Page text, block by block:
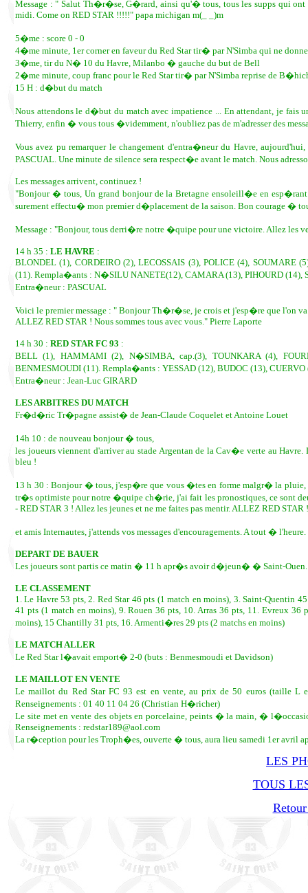
Message : " Salut Th�r�se, G�rard, ainsi qu'� tous, tous les supps qui
midi. Come on RED STAR !!!!!" papa michigan m(_ _)m
5�me : score 0 - 0
4�me minute, 1er corner en faveur du Red Star tir� par N'Simba qui ne
3�me, tir du N� 10 du Havre, Milanbo � gauche du but de Bell
2�me minute, coup franc pour le Red Star tir� par N'Simba reprise de
15 H : d�but du match
Nous attendons le d�but du match avec impatience ... En attendant, je
Thierry, enfin � vous tous �videmment, n'oubliez pas de m'adresser des
Vous avez pu remarquer le changement d'entra�neur du Havre,
PASCUAL. Une minute de silence sera respect�e avant le match. Nous
Les messages arrivent, continuez !
"Bonjour � tous, Un grand bonjour de la Bretagne ensoleill�e en esp�rant
surement effectu� mon premier d�placement de la saison. Bon courage �
Message : "Bonjour, tous derri�re notre �quipe pour une victoire. Allez les
14 h 35 : LE HAVRE :
BLONDEL (1), CORDEIRO (2), LECOSSAIS (3), POLICE (4), SOUMARE
(11). Rempla�ants : N�SILU NANETE(12), CAMARA (13), PIHOURD (14),
Entra�neur : PASCUAL
Voici le premier message : " Bonjour Th�r�se, je crois et j'esp�re que l'on
ALLEZ RED STAR ! Nous sommes tous avec vous." Pierre Laporte
14 h 30 : RED STAR FC 93 :
BELL (1), HAMMAMI (2), N�SIMBA, cap.(3), TOUNKARA (4),
BENMESMOUDI (11). Rempla�ants : YESSAD (12), BUDOC (13),
Entra�neur : Jean-Luc GIRARD
LES ARBITRES DU MATCH
Fr�d�ric Tr�pagne assist� de Jean-Claude Coquelet et Antoine Louet
14h 10 : de nouveau bonjour � tous,
les joueurs viennent d'arriver au stade Argentan de la Cav�e verte au
bleu !
13 h 30 : Bonjour � tous, j'esp�re que vous �tes en forme malgr� la pluie,
tr�s optimiste pour notre �quipe ch�rie, j'ai fait les pronostiques, ce sont
- RED STAR 3 ! Allez les jeunes et ne me faites pas mentir. ALLEZ RED
et amis Internautes, j'attends vos messages d'encouragements. A tout �
DEPART DE BAUER
Les joueurs sont partis ce matin � 11 h apr�s avoir d�jeun� � Saint-Ouen.
LE CLASSEMENT
1. Le Havre 53 pts, 2. Red Star 46 pts (1 match en moins), 3. Saint-Quentin
41 pts (1 match en moins), 9. Rouen 36 pts, 10. Arras 36 pts, 11. Evreux
moins), 15 Chantilly 31 pts, 16. Armenti�res 29 pts (2 matchs en moins)
LE MATCH ALLER
Le Red Star l�avait emport� 2-0 (buts : Benmesmoudi et Davidson)
LE MAILLOT EN VENTE
Le maillot du Red Star FC 93 est en vente, au prix de 50 euros (taille
Renseignements : 01 40 11 04 26 (Christian H�richer)
Le site met en vente des objets en porcelaine, peints � la main, �
Renseignements : redstar189@aol.com
La r�ception pour les Troph�es, ouverte � tous, aura lieu samedi 1er avril
LES
TOUS